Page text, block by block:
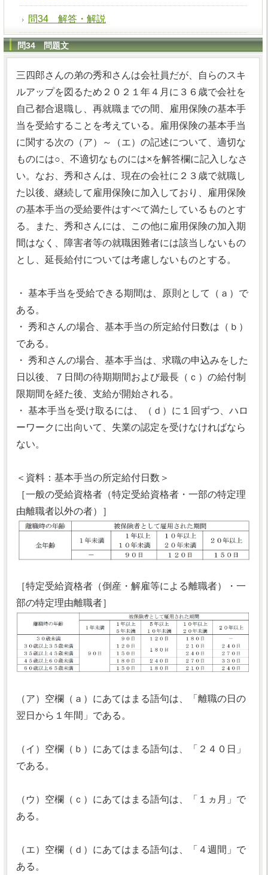
問34 解答・解説
問34 問題文
三四郎さんの弟の秀和さんは会社員だが、自らのスキ
ルアップを図るため２０２１年４月に３６歳で会社を
自己都合退職し、再就職までの間、雇用保険の基本手
当を受給することを考えている。雇用保険の基本手当
に関する次の（ア）～（エ）の記述について、適切な
ものには○、不適切なものには×を解答欄に記入しなさ
い。なお、秀和さんは、現在の会社に２３歳で就職し
た以後、継続して雇用保険に加入しており、雇用保険
の基本手当の受給要件はすべて満たしているものとす
る。また、秀和さんには、この他に雇用保険の加入期
間はなく、障害者等の就職困難者には該当しないもの
とし、延長給付については考慮しないものとする。
・ 基本手当を受給できる期間は、原則として（ａ）で
ある。
・ 秀和さんの場合、基本手当の所定給付日数は（ｂ）
である。
・ 秀和さんの場合、基本手当は、求職の申込みをした
日以後、７日間の待期期間および最長（ｃ）の給付制
限期間を経た後、支給が開始される。
・ 基本手当を受け取るには、（ｄ）に１回ずつ、ハロ
ーワークに出向いて、失業の認定を受けなければなら
ない。
＜資料：基本手当の所定給付日数＞
［一般の受給資格者（特定受給資格者・一部の特定理
由離職者以外の者）］
［特定受給資格者（倒産・解雇等による離職者）・一
部の特定理由離職者］
（ア）空欄（ａ）にあてはまる語句は、「離職の日の
翌日から１年間」である。
（イ）空欄（ｂ）にあてはまる語句は、「２４０日」
である。
（ウ）空欄（ｃ）にあてはまる語句は、「１ヵ月」で
ある。
（エ）空欄（ｄ）にあてはまる語句は、「４週間」で
ある。